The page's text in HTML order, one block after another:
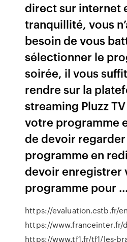
direct sur internet
tranquillité, vous
besoin de vous
sélectionner le
soirée, il vous
rendre sur la
streaming Pluzz
votre programme
de devoir
programme en
devoir enregistrer
programme pour ...
https://evaluation.cstb.fr/
https://www.franceinter.fr/
https://www.tf1.fr/tf1/les-